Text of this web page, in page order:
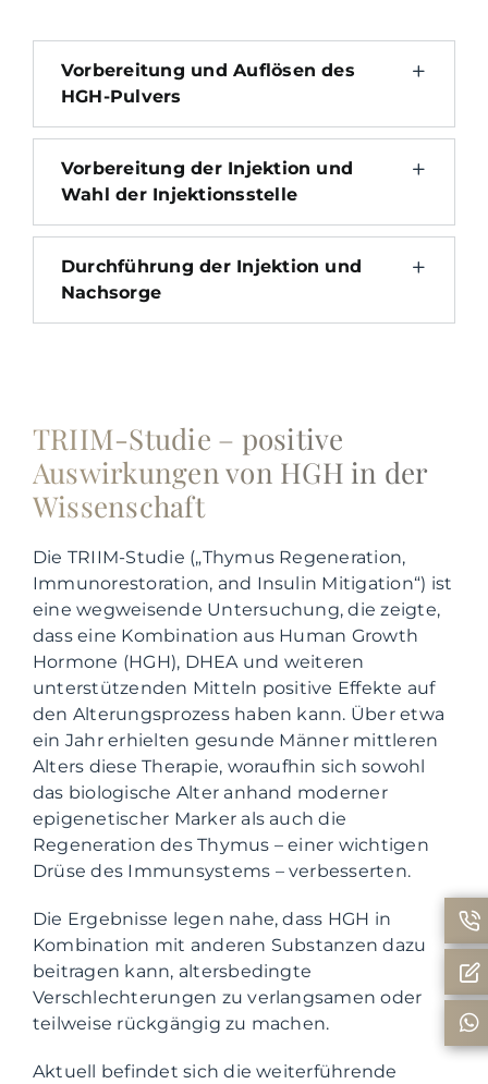
Vorbereitung und Auflösen des
HGH-Pulvers
Vorbereitung der Injektion und
Wahl der Injektionsstelle
Durchführung der Injektion und
Nachsorge
TRIIM-Studie – positive
Auswirkungen von HGH in der
Wissenschaft
Die TRIIM-Studie („Thymus Regeneration,
Immunorestoration, and Insulin Mitigation“) ist
eine wegweisende Untersuchung, die zeigte,
dass eine Kombination aus Human Growth
Hormone (HGH), DHEA und weiteren
unterstützenden Mitteln positive Effekte auf
den Alterungsprozess haben kann. Über etwa
ein Jahr erhielten gesunde Männer mittleren
Alters diese Therapie, woraufhin sich sowohl
das biologische Alter anhand moderner
epigenetischer Marker als auch die
Regeneration des Thymus – einer wichtigen
Drüse des Immunsystems – verbesserten.
Die Ergebnisse legen nahe, dass HGH in
Kombination mit anderen Substanzen dazu
beitragen kann, altersbedingte
Verschlechterungen zu verlangsamen oder
teilweise rückgängig zu machen.
Aktuell befindet sich die weiterführende